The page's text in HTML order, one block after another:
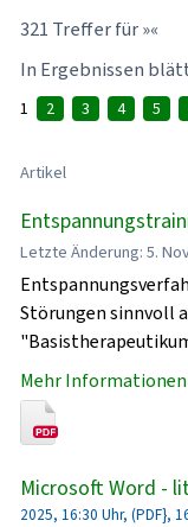
321 Treffer für »«
In Ergebnissen
1 2 3 4 5
Artikel
Letzte Änderung: 5.
Störungen sinnvoll
Mehr Informationen
Microsoft Word -
2025, 16:30 Uhr, (PDF},